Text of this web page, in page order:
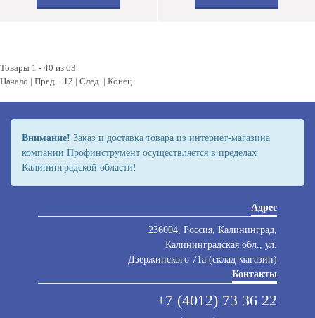
Товары 1 - 40 из 63
Начало | Пред. | 12 | След. | Конец
Внимание! Заказ и доставка товара из интернет-магазина
компании Профинструмент осуществляется в пределах
Калининградской области!
Адрес
236004, Россия, Калининград,
Калининградская обл., ул.
Дзержинского 71а (склад-магазин)
Контакты
+7 (4012) 73 36 22